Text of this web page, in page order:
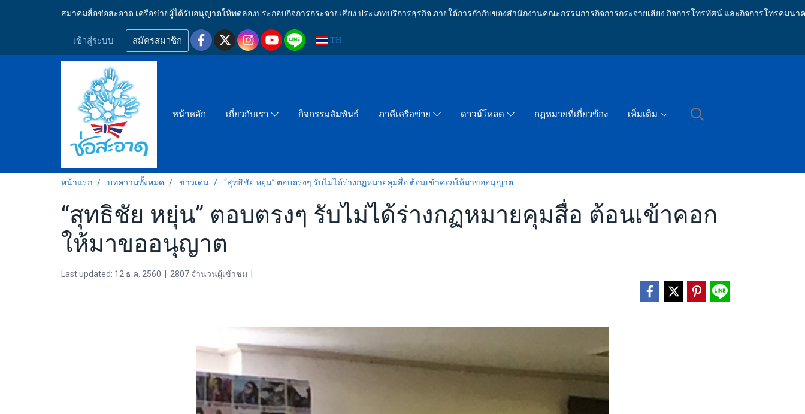
สมาคมสื่อช่อสะอาด เครือข่ายผู้ได้รับอนุญาตให้ทดลองประกอบกิจการกระจายเสียง ประเภทบริการธุรกิจ ภายใต้การกำกับของสำนักงานคณะกรรมการกิจการกระจายเสียง กิจการโทรทัศน์ และกิจการโทรคมนา
เข้าสู่ระบบ สมัครสมาชิก TH
หน้าหลัก เกี่ยวกับเรา กิจกรรมสัมพันธ์ ภาคีเครือข่าย ดาวน์โหลด กฏหมายที่เกี่ยวข้อง เพิ่มเติม
หน้าแรก บทความทั้งหมด ข่าวเด่น “สุทธิชัย หยุ่น” ตอบตรงๆ รับไม่ได้ร่างกฏหมายคุมสื่อ ต้อนเข้าคอกให้มาขออนุญาต
“สุทธิชัย หยุ่น” ตอบตรงๆ รับไม่ได้ร่างกฏหมายคุมสื่อ ต้อนเข้าคอก
ให้มาขออนุญาต
Last updated: 12 ธ.ค. 2560 2807 จำนวนผู้เข้าชม